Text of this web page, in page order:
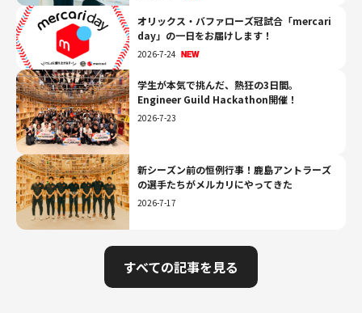
オリックス・バファローズ冠試合「mercari
day」の一日をお届けします！
2026-7-24
学生が本気で挑んだ、熱狂の3日間。
Engineer Guild Hackathon開催！
2026-7-23
新シーズン前の恒例行事！鹿島アントラーズ
の選手たちがメルカリにやってきた
2026-7-17
すべての記事を見る